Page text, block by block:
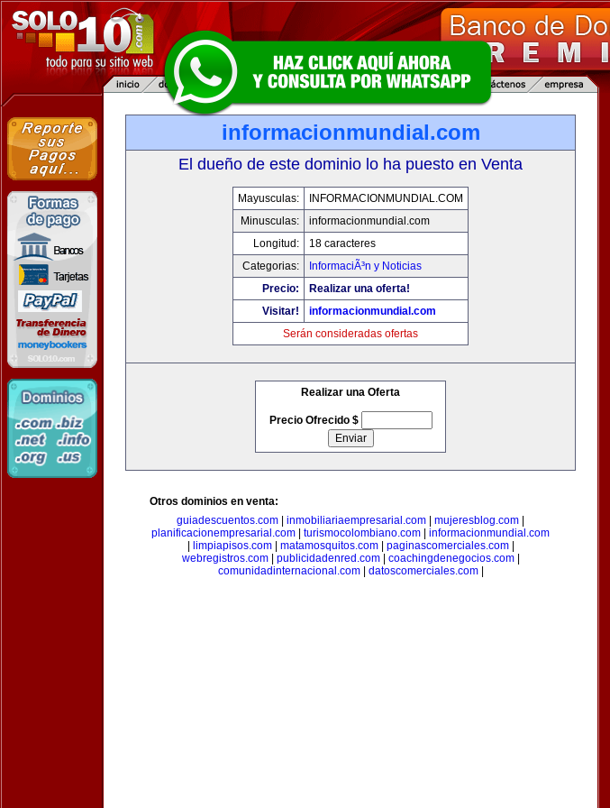
informacionmundial.com
El dueño de este dominio lo ha puesto en Venta
Mayusculas:
INFORMACIONMUNDIAL.COM
Minusculas:
informacionmundial.com
Longitud:
18 caracteres
Categorias:
InformaciÃ³n y Noticias
Precio:
Realizar una oferta!
Visitar!
informacionmundial.com
Serán consideradas ofertas
Realizar una Oferta
Precio Ofrecido $
Otros dominios en venta:
guiadescuentos.com
inmobiliariaempresarial.com mujeresblog.com
planificacionempresarial.com
turismocolombiano.com
informacionmundial.com
limpiapisos.com| matamosquitos.com| paginascomerciales.com|
webregistros.com| publicidadenred.com| coachingdenegocios.com|
comunidadinternacional.com| datoscomerciales.com|